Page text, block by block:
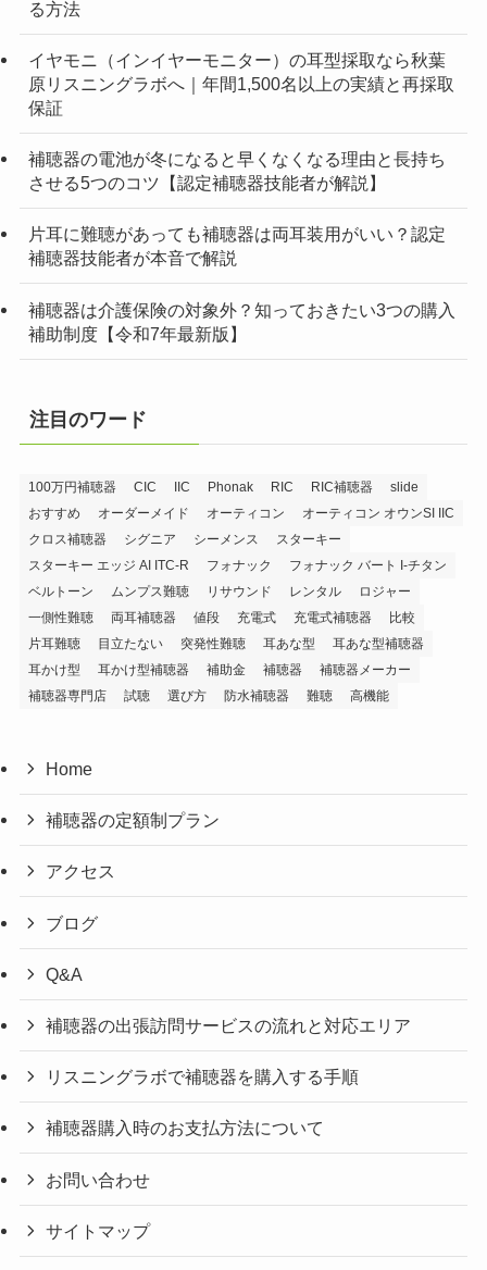
る方法
イヤモニ（インイヤーモニター）の耳型採取なら秋葉
原リスニングラボへ｜年間1,500名以上の実績と再採取
保証
補聴器の電池が冬になると早くなくなる理由と長持ち
させる5つのコツ【認定補聴器技能者が解説】
片耳に難聴があっても補聴器は両耳装用がいい？認定
補聴器技能者が本音で解説
補聴器は介護保険の対象外？知っておきたい3つの購入
補助制度【令和7年最新版】
注目のワード
100万円補聴器 CIC IIC Phonak RIC RIC補聴器
slide
おすすめ
オーダーメイド オーティコン
オーティコン オウンSI IIC
クロス補聴器
シグニア シーメンス
スターキー
スターキー エッジ AI ITC-R
フォナック
フォナック バート I-チタン
ベルトーン
ムンプス難聴 リサウンド レンタル
ロジャー
一側性難聴
両耳補聴器 値段 充電式 充電式補聴器
比較
片耳難聴
目立たない 突発性難聴 耳あな型
耳あな型補聴器
耳かけ型
耳かけ型補聴器 補助金 補聴器
補聴器メーカー
補聴器専門店
試聴 選び方 防水補聴器 難聴 高機能
Home
補聴器の定額制プラン
アクセス
ブログ
Q&A
補聴器の出張訪問サービスの流れと対応エリア
リスニングラボで補聴器を購入する手順
補聴器購入時のお支払方法について
お問い合わせ
サイトマップ